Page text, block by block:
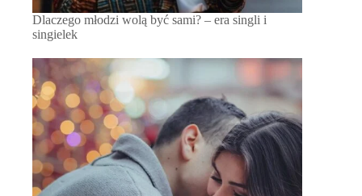
Dlaczego młodzi wolą być sami? – era singli i
singielek